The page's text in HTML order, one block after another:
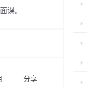
谍。
分享